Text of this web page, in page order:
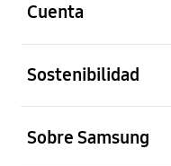
Cuenta
Sostenibilidad
Sobre Samsung